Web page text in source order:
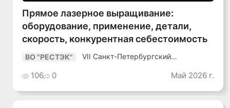
Прямое лазерное выращивание:
оборудование, применение, детали,
скорость, конкурентная себестоимость
ВО "РЕСТЭК"
VII Санкт-Петербургский
106 0 Май 2026 г.